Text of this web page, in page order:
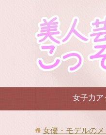
女子力ア
女優・モデルの